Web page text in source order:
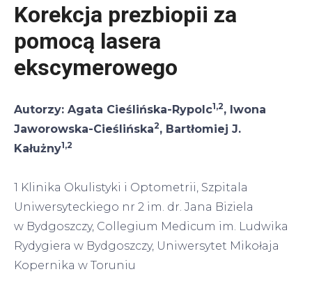
Korekcja prezbiopii za
pomocą lasera
ekscymerowego
Autorzy: Agata Cieślińska-Rypolc1,2, Iwona
Jaworowska-Cieślińska2, Bartłomiej J.
Kałużny1,2
1 Klinika Okulistyki i Optometrii, Szpitala
Uniwersyteckiego nr 2 im. dr. Jana Biziela
w Bydgoszczy, Collegium Medicum im. Ludwika
Rydygiera w Bydgoszczy, Uniwersytet Mikołaja
Kopernika w Toruniu